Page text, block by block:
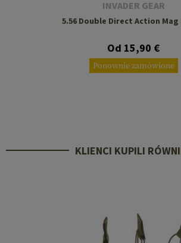
INVADER GEAR
5.56 Double Direct Action Mag
Od 15,90 €
Ponownie zamówione
KLIENCI KUPILI